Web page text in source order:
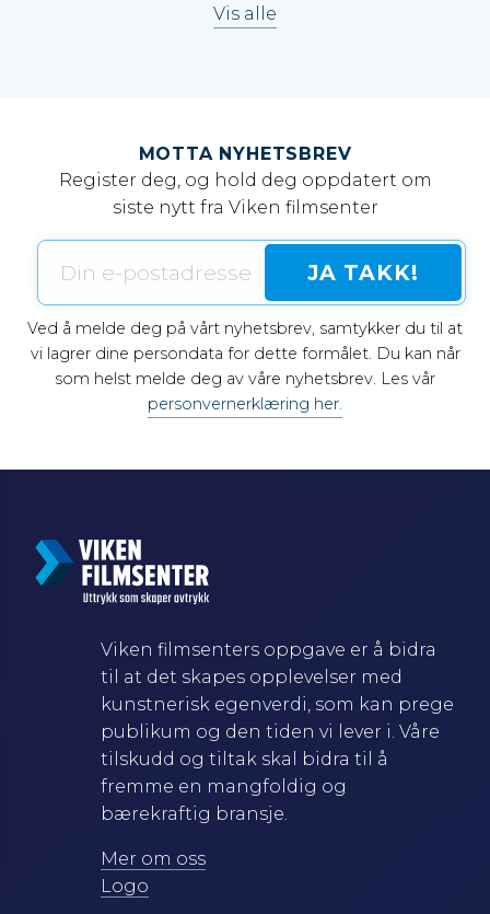
Vis alle
MOTTA NYHETSBREV
Register deg, og hold deg oppdatert om
siste nytt fra Viken filmsenter
Ved å melde deg på vårt nyhetsbrev, samtykker du til at
vi lagrer dine persondata for dette formålet. Du kan når
som helst melde deg av våre nyhetsbrev. Les vår
personvernerklæring her.
Viken filmsenters oppgave er å bidra
til at det skapes opplevelser med
kunstnerisk egenverdi, som kan prege
publikum og den tiden vi lever i. Våre
tilskudd og tiltak skal bidra til å
fremme en mangfoldig og
bærekraftig bransje.
Mer om oss
Logo